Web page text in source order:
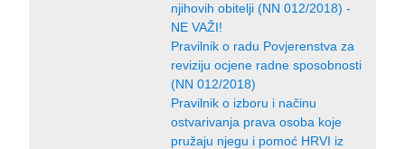
njihovih obitelji (NN 012/2018) -
NE VAŽI!
Pravilnik o radu Povjerenstva za
reviziju ocjene radne sposobnosti
(NN 012/2018)
Pravilnik o izboru i načinu
ostvarivanja prava osoba koje
pružaju njegu i pomoć HRVI iz